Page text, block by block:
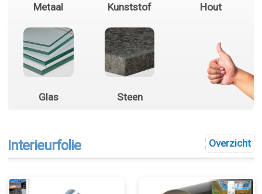
Metaal Kunststof Hout
Glas Steen
Overzicht
Interieurfolie